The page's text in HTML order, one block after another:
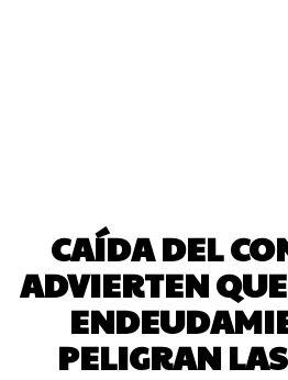
CAÍDA DEL
ADVIERTEN QUE
PELIGRAN